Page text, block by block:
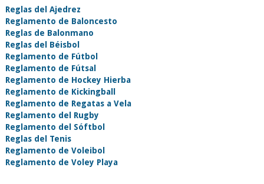
Reglas del Ajedrez
Reglamento de Baloncesto
Reglas de Balonmano
Reglas del Béisbol
Reglamento de Fútbol
Reglamento de Fútsal
Reglamento de Hockey Hierba
Reglamento de Kickingball
Reglamento de Regatas a Vela
Reglamento del Rugby
Reglamento del Sóftbol
Reglas del Tenis
Reglamento de Voleibol
Reglamento de Voley Playa